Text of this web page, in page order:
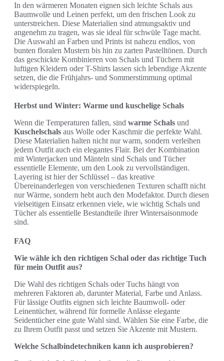
In den wärmeren Monaten eignen sich leichte Schals aus
Baumwolle und Leinen perfekt, um den frischen Look zu
unterstreichen. Diese Materialien sind atmungsaktiv und
angenehm zu tragen, was sie ideal für schwüle Tage macht.
Die Auswahl an Farben und Prints ist nahezu endlos, von
bunten floralen Mustern bis hin zu zarten Pastelltönen. Durch
das geschickte Kombinieren von Schals und Tüchern mit
luftigen Kleidern oder T-Shirts lassen sich lebendige Akzente
setzen, die die Frühjahrs- und Sommerstimmung optimal
widerspiegeln.
Herbst und Winter: Warme und kuschelige Schals
Wenn die Temperaturen fallen, sind warme Schals und
Kuschelschals aus Wolle oder Kaschmir die perfekte Wahl.
Diese Materialien halten nicht nur warm, sondern verleihen
jedem Outfit auch ein elegantes Flair. Bei der Kombination
mit Winterjacken und Mänteln sind Schals und Tücher
essentielle Elemente, um den Look zu vervollständigen.
Layering ist hier der Schlüssel – das kreative
Übereinanderlegen von verschiedenen Texturen schafft nicht
nur Wärme, sondern hebt auch den Modefaktor. Durch diesen
vielseitigen Einsatz erkennen viele, wie wichtig Schals und
Tücher als essentielle Bestandteile ihrer Wintersaisonmode
sind.
FAQ
Wie wähle ich den richtigen Schal oder das richtige Tuch
für mein Outfit aus?
Die Wahl des richtigen Schals oder Tuchs hängt von
mehreren Faktoren ab, darunter Material, Farbe und Anlass.
Für lässige Outfits eignen sich leichte Baumwoll- oder
Leinentücher, während für formelle Anlässe elegante
Seidentücher eine gute Wahl sind. Wählen Sie eine Farbe, die
zu Ihrem Outfit passt und setzen Sie Akzente mit Mustern.
Welche Schalbindetechniken kann ich ausprobieren?